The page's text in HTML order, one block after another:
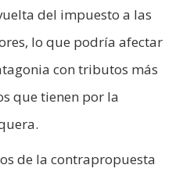
del impuesto a las
lo que podría afectar
con tributos más
que tienen por la
de la contrapropuesta